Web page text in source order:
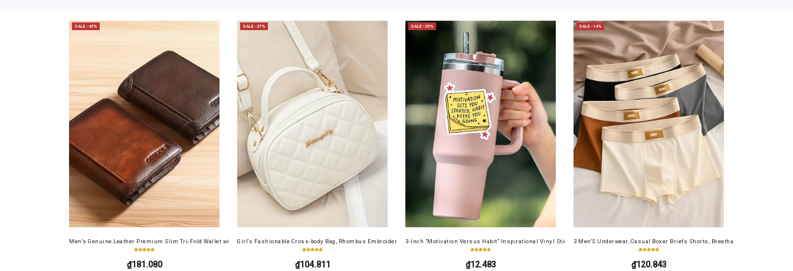
SALE -45%
Men's Genuine Leather Premium Slim Tri-Fold Wallet with Driver's License Card Holder, Top-Grain Cowhide, Large Capacity, RFID Blocking Credit Card Holder, Portable Cash Wallet for Work, Business, Commuting, Office, Anniversary, Couples
₫181.080
SALE -37%
Girl's Fashionable Cross-body Bag, Rhombus Embroidered Bag, Mobile Phone Bag, Coin Purse Handbag, Ideal choice for Gifts
₫104.811
SALE -39%
3-Inch "Motivation Versus Habit" Inspirational Vinyl Sticker – Ideal for Laptops, Water Bottles, Journals, And Gym Equipment |
₫12.483
SALE -14%
3 Men'S Underwear, Casual Boxer Briefs Shorts, Breathable Comfortable
₫120.843